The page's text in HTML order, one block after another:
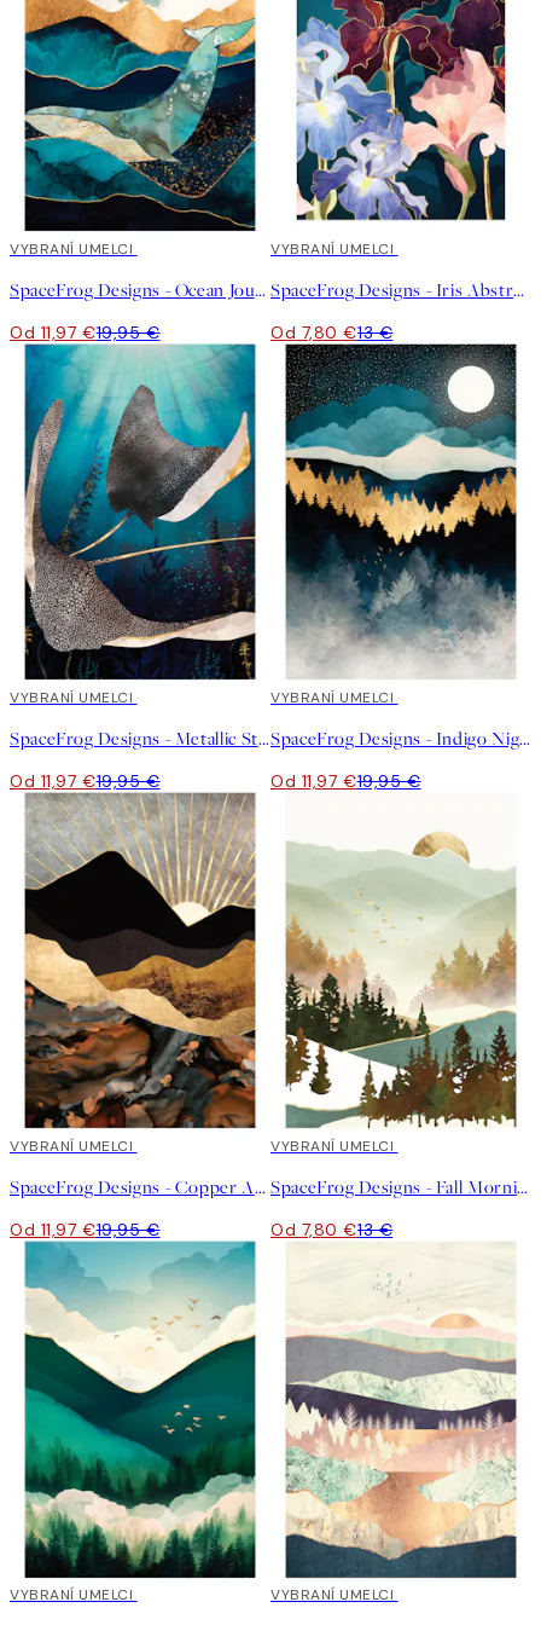
40%*
VYBRANÍ UMELCI
SpaceFrog Designs - Ocean Journey Plagát
Od 11,97 €19,95 €
40%*
VYBRANÍ UMELCI
SpaceFrog Designs - Iris Abstract Plagát
Od 7,80 €13 €
40%*
VYBRANÍ UMELCI
SpaceFrog Designs - Metallic Stingray Plagát
Od 11,97 €19,95 €
40%*
VYBRANÍ UMELCI
SpaceFrog Designs - Indigo Night Plagát
Od 11,97 €19,95 €
40%*
VYBRANÍ UMELCI
SpaceFrog Designs - Copper And Gold Mountains Plagát
Od 11,97 €19,95 €
40%*
VYBRANÍ UMELCI
SpaceFrog Designs - Fall Morning Plagát
Od 7,80 €13 €
40%*
VYBRANÍ UMELCI 40%*
VYBRANÍ UMELCI